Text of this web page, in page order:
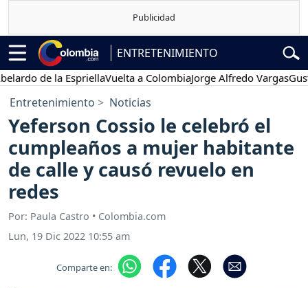
ENTRETENIMIENTO
de la EspriellaVuelta a ColombiaJorge Alfredo VargasGustavo
Entretenimiento Noticias
Yeferson Cossio le celebró el
cumpleaños a mujer habitante
de calle y causó revuelo en
redes
Por: Paula Castro • Colombia.com
Lun, 19 Dic 2022 10:55 am
Comparte en: